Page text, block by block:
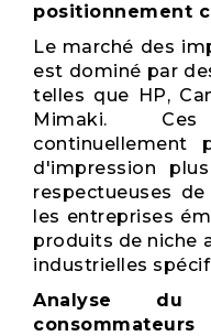
positionnement
Le marché des
est dominé par
telles que HP,
Mimaki.
continuellement
d'impression
respectueuses
les entreprises
produits de niche
industrielles
Analyse du
consommateurs